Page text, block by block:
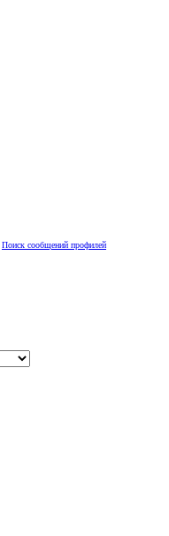
Поиск сообщений профилей